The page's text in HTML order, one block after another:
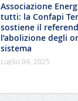
Associazione
tutti: la Confapi
sostiene il
l’abolizione degli
sistema
Luglio 04, 2025